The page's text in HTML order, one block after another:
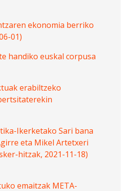
ekonomia berriko
01)
handiko euskal corpusa
erabiltzeko
Ikerketako Sari bana
eta Mikel Artetxeri
hitzak, 2021-11-18)
emaitzak META-